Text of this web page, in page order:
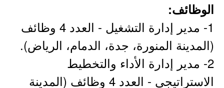
الوظائف:
1- مدير إدارة التشغيل - العدد 4 وظائف
(المدينة المنورة، جدة، الدمام، الرياض).
2- مدير إدارة الأداء والتخطيط
الاستراتيجي - العدد 4 وظائف (المدينة